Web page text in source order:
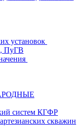
установок
ПуГВ
систем КГФР
скважин